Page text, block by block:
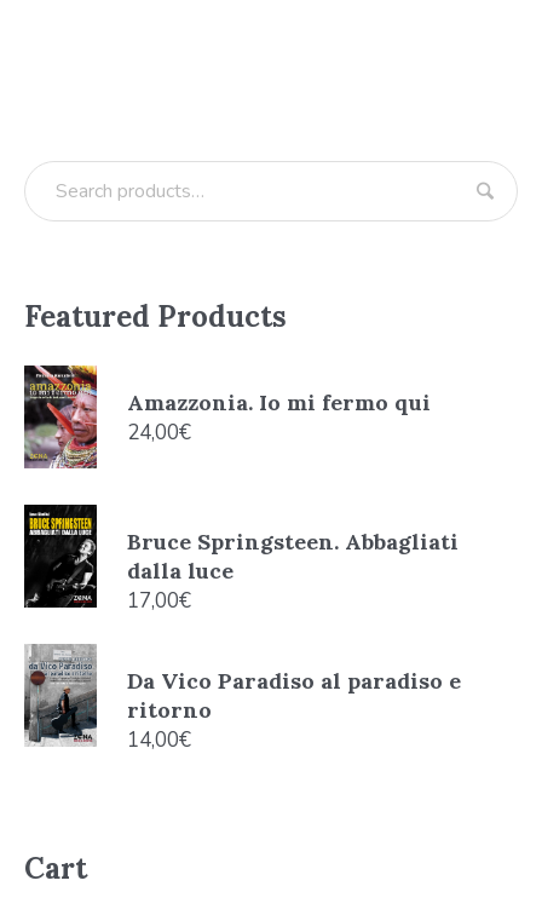
Featured Products
Amazzonia. Io mi fermo qui
24,00€
Bruce Springsteen. Abbagliati
dalla luce
17,00€
Da Vico Paradiso al paradiso e
ritorno
14,00€
Cart